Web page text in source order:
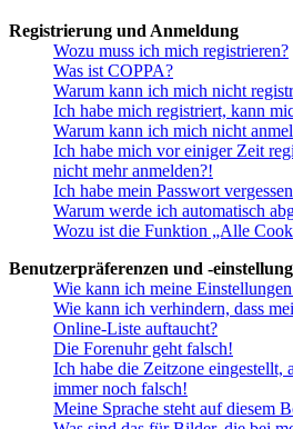
Registrierung und Anmeldung
Wozu muss ich mich registrieren?
Was ist COPPA?
Warum kann ich mich nicht
Ich habe mich registriert, kann
Warum kann ich mich nicht
Ich habe mich vor einiger Zeit
nicht mehr anmelden?!
Ich habe mein Passwort
Warum werde ich automatisch
Wozu ist die Funktion „Alle
Benutzerpräferenzen und -
Wie kann ich meine
Wie kann ich verhindern, dass
Online-Liste auftaucht?
Die Forenuhr geht falsch!
Ich habe die Zeitzone eingestellt,
immer noch falsch!
Meine Sprache steht auf diesem